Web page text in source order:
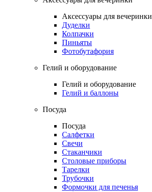
Аксессуары для вечеринки
Дуделки
Колпачки
Пиньяты
Фотобутафория
Гелий и оборудование
Гелий и оборудование
Гелий и баллоны
Посуда
Посуда
Салфетки
Свечи
Стаканчики
Столовые приборы
Тарелки
Трубочки
Формочки для печенья